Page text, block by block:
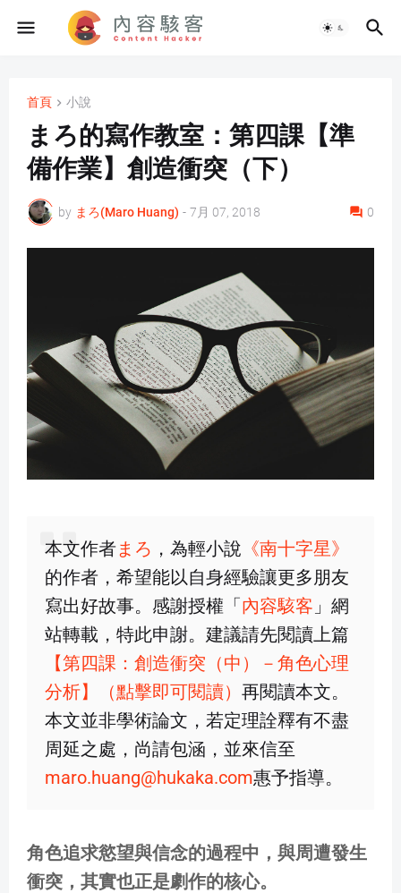
首頁 小說
まろ的寫作教室：第四課【準
備作業】創造衝突（下）
by まろ(Maro Huang) - 7月 07, 2018 0
本文作者まろ ，為輕小說 《南十字星》
的作者，希望能以自身經驗讓更多朋友
寫出好故事。感謝授權「內容駭客 」網
站轉載，特此申謝。建議請先閱讀上篇
【第四課：創造衝突（中）－角色心理
分析】（點擊即可閱讀） 再閱讀本文。
本文並非學術論文，若定理詮釋有不盡
周延之處，尚請包涵，並來信至
maro.huang@hukaka.com惠予指導。
角色追求慾望與信念的過程中，與周遭發生
衝突，其實也正是劇作的核心。